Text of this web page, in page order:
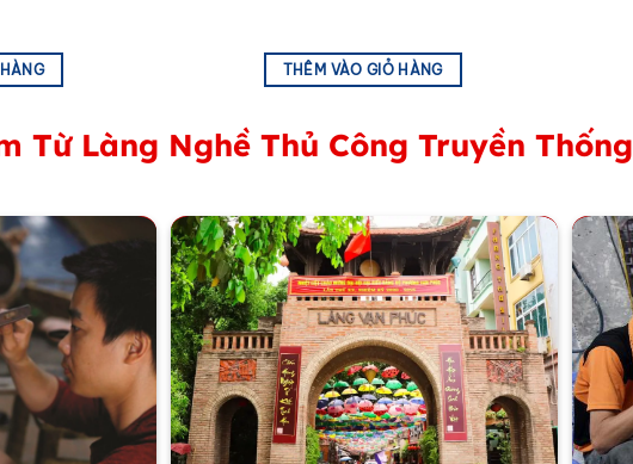
THÊM VÀO GIỎ HÀNG
Từ Làng Nghề Thủ Công Truyền Thống